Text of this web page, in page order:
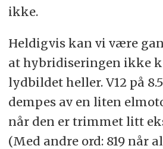
ikke.
Heldigvis kan vi være
at hybridiseringen ikke
lydbildet heller. V12 på
dempes av en liten
når den er trimmet litt
(Med andre ord: 819 når